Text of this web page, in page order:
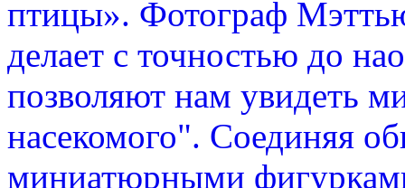
птицы». Фотограф
делает с точностью до
позволяют нам увидеть
насекомого". Соединяя
миниатюрными